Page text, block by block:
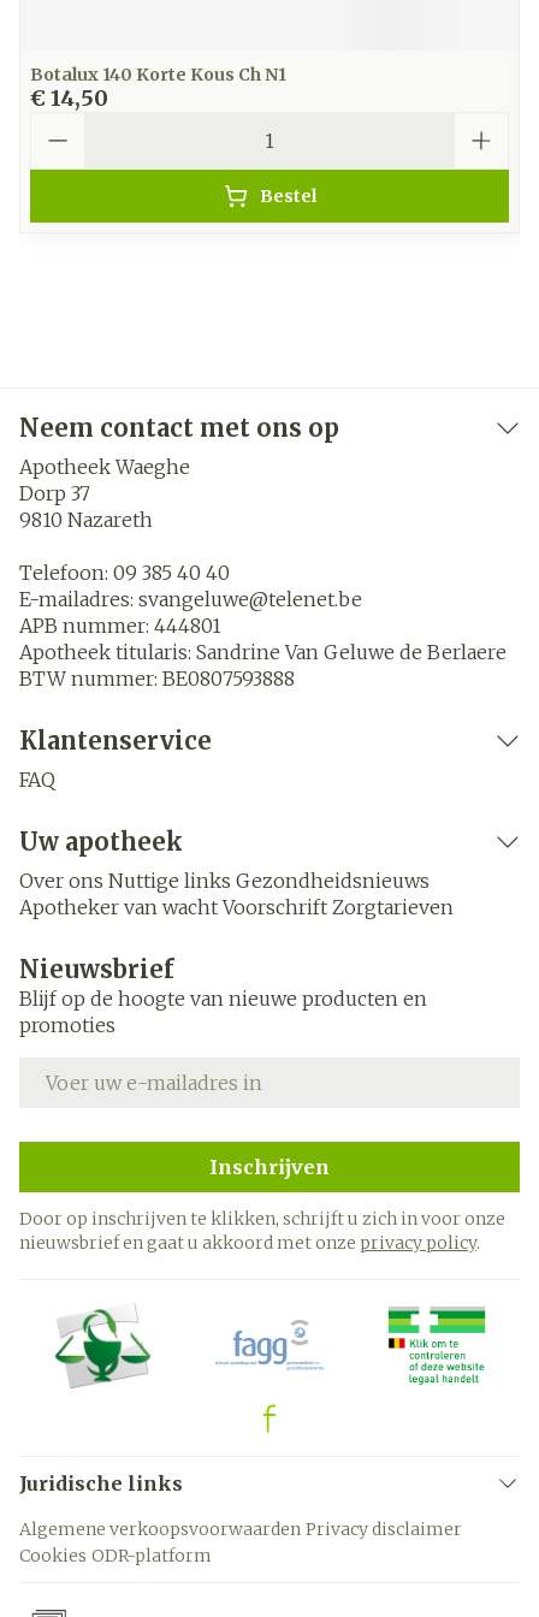
Botalux 140 Korte Kous Ch N1
€ 14,50
Bestel
Neem contact met ons op
Apotheek Waeghe
Dorp 37
9810 Nazareth
Telefoon: 09 385 40 40
E-mailadres: svangeluwe@telenet.be
APB nummer: 444801
Apotheek titularis: Sandrine Van Geluwe de Berlaere
BTW nummer: BE0807593888
Klantenservice
FAQ
Uw apotheek
Over ons Nuttige links Gezondheidsnieuws
Apotheker van wacht Voorschrift Zorgtarieven
Nieuwsbrief
Blijf op de hoogte van nieuwe producten en
promoties
Inschrijven
Door op inschrijven te klikken, schrijft u zich in voor onze
nieuwsbrief en gaat u akkoord met onze privacy policy.
Juridische links
Algemene verkoopsvoorwaarden Privacy disclaimer
Cookies ODR-platform